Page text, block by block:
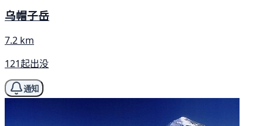
乌帽子岳
7.2 km
121起出没
通知